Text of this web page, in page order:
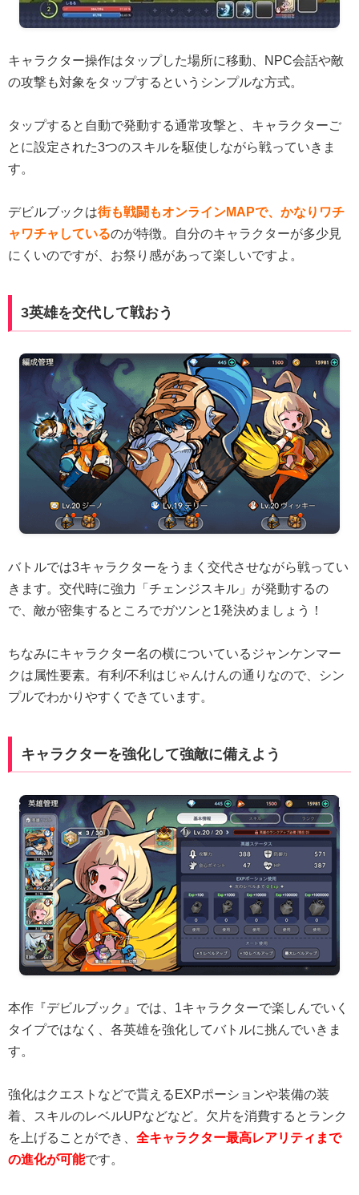
キャラクター操作はタップした場所に移動、NPC会話や敵
の攻撃も対象をタップするというシンプルな方式。
タップすると自動で発動する通常攻撃と、キャラクターご
とに設定された3つのスキルを駆使しながら戦っていきま
す。
デビルブックは街も戦闘もオンラインMAPで、かなりワチ
ャワチャしているのが特徴。自分のキャラクターが多少見
にくいのですが、お祭り感があって楽しいですよ。
3英雄を交代して戦おう
バトルでは3キャラクターをうまく交代させながら戦ってい
きます。交代時に強力「チェンジスキル」が発動するの
で、敵が密集するところでガツンと1発決めましょう！
ちなみにキャラクター名の横についているジャンケンマー
クは属性要素。有利/不利はじゃんけんの通りなので、シン
プルでわかりやすくできています。
キャラクターを強化して強敵に備えよう
本作『デビルブック』では、1キャラクターで楽しんでいく
タイプではなく、各英雄を強化してバトルに挑んでいきま
す。
強化はクエストなどで貰えるEXPポーションや装備の装
着、スキルのレベルUPなどなど。欠片を消費するとランク
を上げることができ、 全キャラクター最高レアリティまで
の進化が可能です。